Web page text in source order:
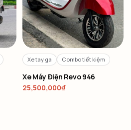
Xe tay ga Combo tiết kiệm
Xe Máy Điện Revo 946
25,500,000₫